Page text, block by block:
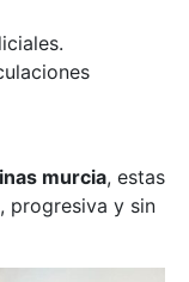
murcia, estas
progresiva y sin